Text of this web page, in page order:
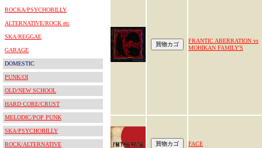
ROCKA/PSYCHOBILLY
ALTERNATIVE/ROCK etc
SKA/REGGAE
GARAGE
DOMESTIC
PUNK/OI
OLD/NEW SCHOOL
HARD CORE/CRUST
MELODIC/POP PUNK
SKA/PSYCHOBILLY
ROCK/ALTERNATIVE
FRANTIC ABERRATION vs
MOHIKAN FAMILY'S
FACE